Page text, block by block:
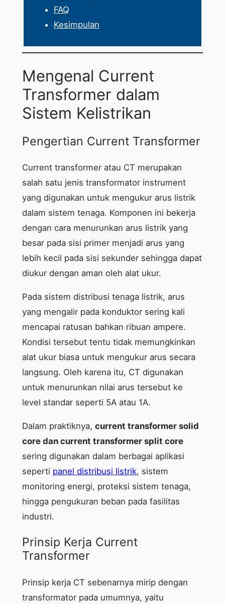
FAQ
Kesimpulan
Mengenal Current
Transformer dalam
Sistem Kelistrikan
Pengertian Current Transformer
Current transformer atau CT merupakan
salah satu jenis transformator instrument
yang digunakan untuk mengukur arus listrik
dalam sistem tenaga. Komponen ini bekerja
dengan cara menurunkan arus listrik yang
besar pada sisi primer menjadi arus yang
lebih kecil pada sisi sekunder sehingga dapat
diukur dengan aman oleh alat ukur.
Pada sistem distribusi tenaga listrik, arus
yang mengalir pada konduktor sering kali
mencapai ratusan bahkan ribuan ampere.
Kondisi tersebut tentu tidak memungkinkan
alat ukur biasa untuk mengukur arus secara
langsung. Oleh karena itu, CT digunakan
untuk menurunkan nilai arus tersebut ke
level standar seperti 5A atau 1A.
Dalam praktiknya, current transformer solid
core dan current transformer split core
sering digunakan dalam berbagai aplikasi
seperti panel distribusi listrik, sistem
monitoring energi, proteksi sistem tenaga,
hingga pengukuran beban pada fasilitas
industri.
Prinsip Kerja Current
Transformer
Prinsip kerja CT sebenarnya mirip dengan
transformator pada umumnya, yaitu